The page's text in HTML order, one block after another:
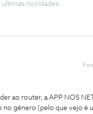
ultimas novidades.
ao router, a APP NOS
no género (pelo que vejo é